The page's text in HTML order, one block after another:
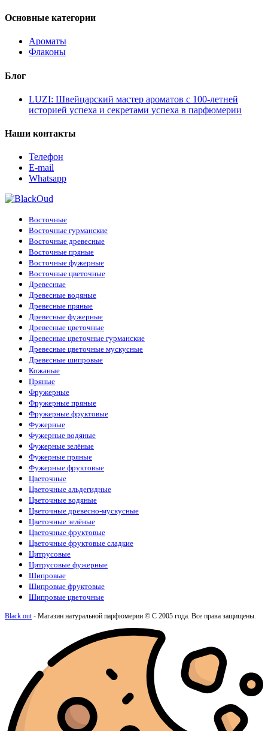
Основные категории
Ароматы
Флаконы
Блог
LUZI: Швейцарский мастер ароматов с 100-летней
историей успеха и секретами успеха в парфюмерии
Наши контакты
Телефон
E-mail
Whatsapp
Восточные
Восточные гурманские
Восточные древесные
Восточные пряные
Восточные фужерные
Восточные цветочные
Древесные
Древесные водяные
Древесные пряные
Древесные фужерные
Древесные цветочные
Древесные цветочные гурманские
Древесные цветочные мускусные
Древесные шипровые
Кожаные
Пряные
Фружерные
Фружерные пряные
Фружерные фруктовые
Фужерные
Фужерные водяные
Фужерные зелёные
Фужерные пряные
Фужерные фруктовые
Цветочные
Цветочные альдегидные
Цветочные водяные
Цветочные древесно-мускусные
Цветочные зелёные
Цветочные фруктовые
Цветочные фруктовые сладкие
Цитрусовые
Цитрусовые фужерные
Шипровые
Шипровые фруктовые
Шипровые цветочные
Black out- Магазин натуральной парфюмерии © С 2005 года. Все права защищены.